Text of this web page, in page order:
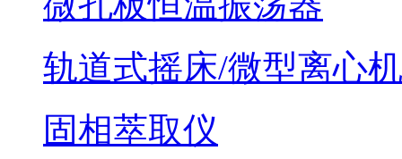
轨道式摇床/微型离心机
固相萃取仪